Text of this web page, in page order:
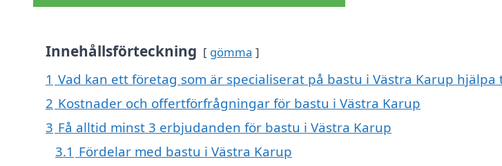
Innehållsförteckning gömma
1 Vad kan ett företag som är specialiserat på bastu i Västra Karup hjälpa
2 Kostnader och offertförfrågningar för bastu i Västra Karup
3 Få alltid minst 3 erbjudanden för bastu i Västra Karup
3.1 Fördelar med bastu i Västra Karup